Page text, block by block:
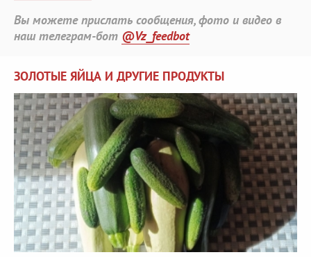
Вы можете прислать сообщения, фото и видео в
наш телеграм-бот @Vz_feedbot
ЗОЛОТЫЕ ЯЙЦА И ДРУГИЕ ПРОДУКТЫ